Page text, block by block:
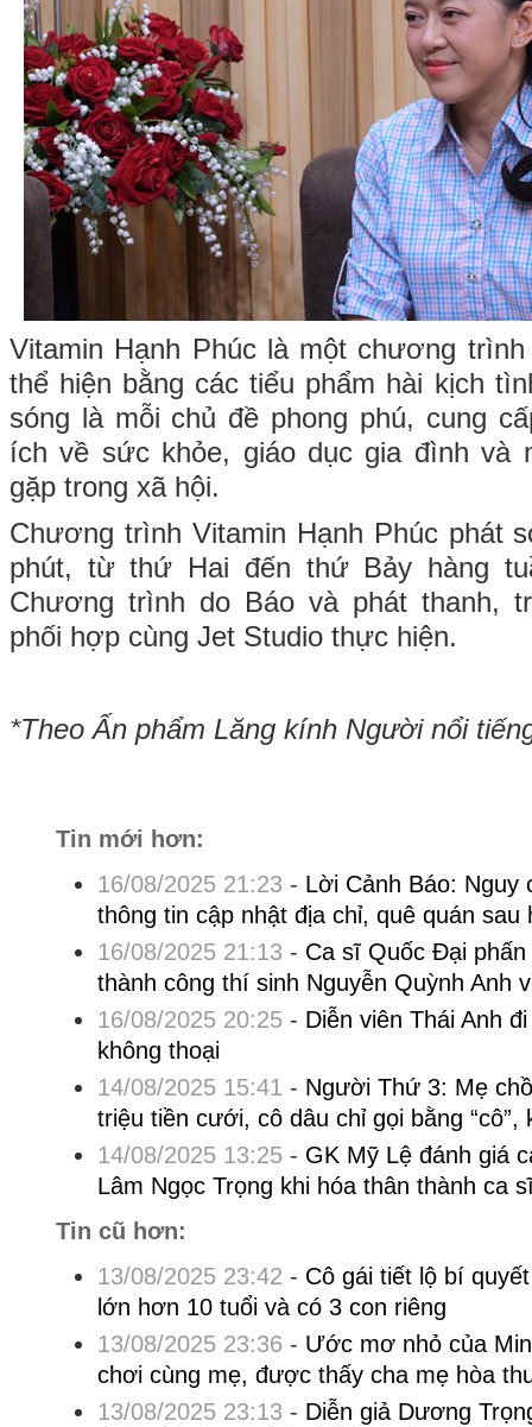
Vitamin Hạnh Phúc là một chương
thể hiện bằng các tiểu phẩm hài kịch
sóng là mỗi chủ đề phong phú, cung
ích về sức khỏe, giáo dục gia đình và
gặp trong xã hội.
Chương trình Vitamin Hạnh Phúc phát
phút, từ thứ Hai đến thứ Bảy hàng
Chương trình do Báo và phát thanh,
phối hợp cùng Jet Studio thực hiện.
*Theo Ấn phẩm Lăng kính Người nổi
Tin mới hơn:
16/08/2025 21:23 - Lời Cảnh Báo:
thông tin cập nhật địa chỉ, quê quán sau
16/08/2025 21:13 - Ca sĩ Quốc Đại phấn
thành công thí sinh Nguyễn Quỳnh Anh
16/08/2025 20:25- Diễn viên Thái Anh
không thoại
14/08/2025 15:41 - Người Thứ 3: Mẹ
triệu tiền cưới, cô dâu chỉ gọi bằng “cô”,
14/08/2025 13:25- GK Mỹ Lệ đánh giá
Lâm Ngọc Trọng khi hóa thân thành ca
Tin cũ hơn:
13/08/2025 23:42 - Cô gái tiết lộ bí
lớn hơn 10 tuổi và có 3 con riêng
13/08/2025 23:36 - Ước mơ nhỏ của
chơi cùng mẹ, được thấy cha mẹ hòa
13/08/2025 23:13 - Diễn giả Dương